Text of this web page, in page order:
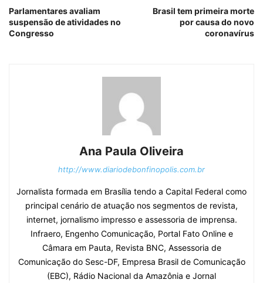
Parlamentares avaliam
suspensão de atividades no
Congresso
Brasil tem primeira morte
por causa do novo
coronavírus
Ana Paula Oliveira
http://www.diariodebonfinopolis.com.br
Jornalista formada em Brasília tendo a Capital Federal como
principal cenário de atuação nos segmentos de revista,
internet, jornalismo impresso e assessoria de imprensa.
Infraero, Engenho Comunicação, Portal Fato Online e
Câmara em Pauta, Revista BNC, Assessoria de
Comunicação do Sesc-DF, Empresa Brasil de Comunicação
(EBC), Rádio Nacional da Amazônia e Jornal